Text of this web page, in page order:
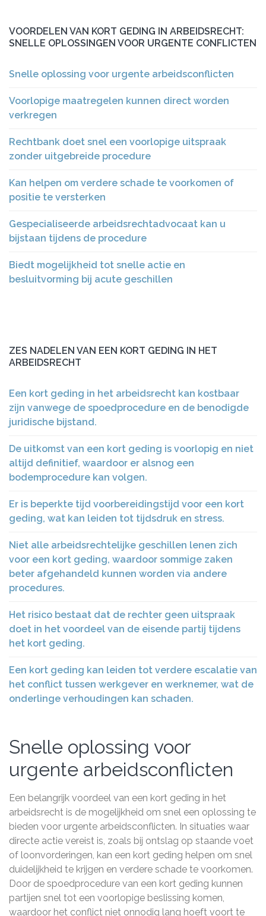
VOORDELEN VAN KORT GEDING IN ARBEIDSRECHT:
SNELLE OPLOSSINGEN VOOR URGENTE CONFLICTEN
Snelle oplossing voor urgente arbeidsconflicten
Voorlopige maatregelen kunnen direct worden
verkregen
Rechtbank doet snel een voorlopige uitspraak
zonder uitgebreide procedure
Kan helpen om verdere schade te voorkomen of
positie te versterken
Gespecialiseerde arbeidsrechtadvocaat kan u
bijstaan tijdens de procedure
Biedt mogelijkheid tot snelle actie en
besluitvorming bij acute geschillen
ZES NADELEN VAN EEN KORT GEDING IN HET
ARBEIDSRECHT
Een kort geding in het arbeidsrecht kan kostbaar
zijn vanwege de spoedprocedure en de benodigde
juridische bijstand.
De uitkomst van een kort geding is voorlopig en niet
altijd definitief, waardoor er alsnog een
bodemprocedure kan volgen.
Er is beperkte tijd voorbereidingstijd voor een kort
geding, wat kan leiden tot tijdsdruk en stress.
Niet alle arbeidsrechtelijke geschillen lenen zich
voor een kort geding, waardoor sommige zaken
beter afgehandeld kunnen worden via andere
procedures.
Het risico bestaat dat de rechter geen uitspraak
doet in het voordeel van de eisende partij tijdens
het kort geding.
Een kort geding kan leiden tot verdere escalatie van
het conflict tussen werkgever en werknemer, wat de
onderlinge verhoudingen kan schaden.
Snelle oplossing voor
urgente arbeidsconflicten
Een belangrijk voordeel van een kort geding in het
arbeidsrecht is de mogelijkheid om snel een oplossing te
bieden voor urgente arbeidsconflicten. In situaties waar
directe actie vereist is, zoals bij ontslag op staande voet
of loonvorderingen, kan een kort geding helpen om snel
duidelijkheid te krijgen en verdere schade te voorkomen.
Door de spoedprocedure van een kort geding kunnen
partijen snel tot een voorlopige beslissing komen,
waardoor het conflict niet onnodig lang hoeft voort te